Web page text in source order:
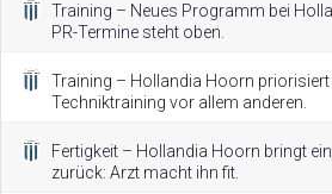
Training – Neues Programm bei
PR-Termine steht oben.
Training – Hollandia Hoorn priorisiert
Techniktraining vor allem anderen.
Fertigkeit – Hollandia Hoorn bringt
zurück: Arzt macht ihn fit.